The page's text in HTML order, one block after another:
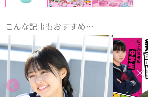
こんな記事もおすすめ…